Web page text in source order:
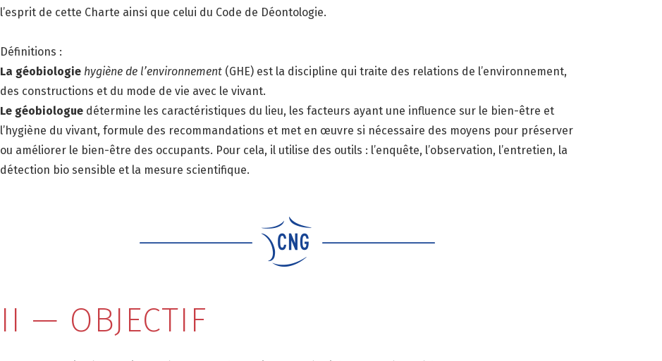
l’esprit de cette Charte ainsi que celui du Code de Déontologie.
Définitions :
La géobiologie hygiène de l’environnement(GHE) est la discipline qui traite des relations de l’environnement,
des constructions et du mode de vie avec le vivant.
Le géobiologuedétermine les caractéristiques du lieu, les facteurs ayant une influence sur le bien-être et
l’hygiène du vivant, formule des recommandations et met en œuvre si nécessaire des moyens pour préserver
ou améliorer le bien-être des occupants. Pour cela, il utilise des outils : l’enquête, l’observation, l’entretien, la
détection bio sensible et la mesure scientifique.
II — OBJECTIF